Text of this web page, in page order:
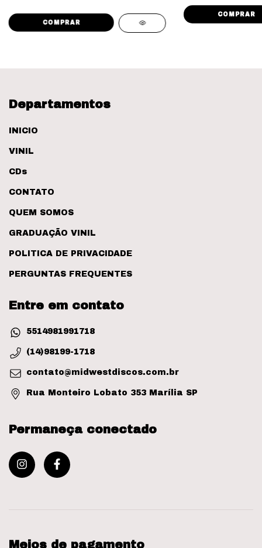
Departamentos
INICIO
VINIL
CDs
CONTATO
QUEM SOMOS
GRADUAÇÃO VINIL
POLITICA DE PRIVACIDADE
PERGUNTAS FREQUENTES
Entre em contato
5514981991718
(14)98199-1718
contato@midwestdiscos.com.br
Rua Monteiro Lobato 353 Marília SP
Permaneça conectado
Meios de pagamento